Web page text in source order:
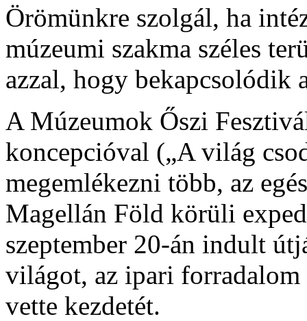
Örömünkre szolgál, ha
múzeumi szakma széles
azzal, hogy bekapcsolódik
A Múzeumok Őszi
koncepcióval („A világ
megemlékezni több, az
Magellán Föld körüli
szeptember 20-án indult
világot, az ipari
vette kezdetét.